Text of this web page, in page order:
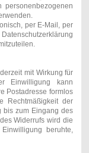
personenbezogenen
per E-Mail, per
mit Wirkung für
Einwilligung kann
Postadresse formlos
Rechtmäßigkeit der
bis zum Eingang des
Widerrufs wird die
beruhte,